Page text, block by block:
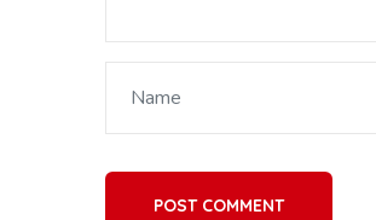
POST COMMENT